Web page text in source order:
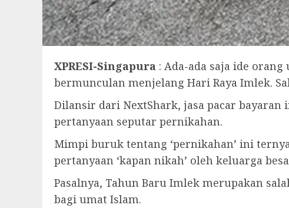
XPRESI-Singapura : Ada-ada saja ide
bermunculan menjelang Hari Raya Imlek.
Dilansir dari NextShark, jasa pacar
pertanyaan seputar pernikahan.
Mimpi buruk tentang ‘pernikahan’ ini
pertanyaan ‘kapan nikah’ oleh keluarga
Pasalnya, Tahun Baru Imlek merupakan
bagi umat Islam.